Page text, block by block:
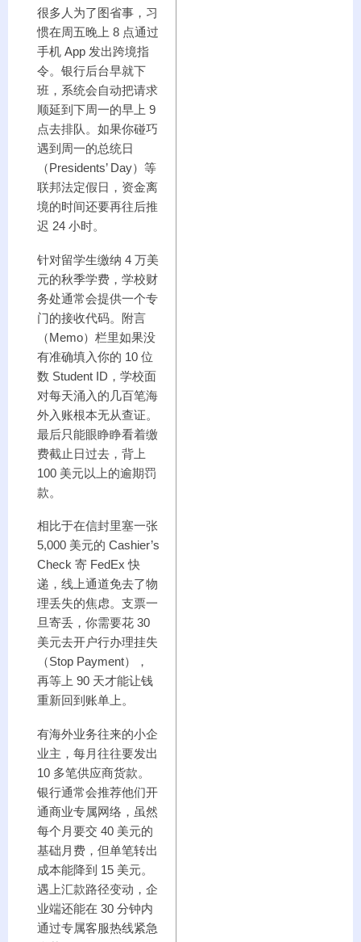
很多人为了图省事，习
惯在周五晚上 8 点通过
手机 App 发出跨境指
令。银行后台早就下
班，系统会自动把请求
顺延到下周一的早上 9
点去排队。如果你碰巧
遇到周一的总统日
（Presidents’ Day）等
联邦法定假日，资金离
境的时间还要再往后推
迟 24 小时。
针对留学生缴纳 4 万美
元的秋季学费，学校财
务处通常会提供一个专
门的接收代码。附言
（Memo）栏里如果没
有准确填入你的 10 位
数 Student ID，学校面
对每天涌入的几百笔海
外入账根本无从查证。
最后只能眼睁睁看着缴
费截止日过去，背上
100 美元以上的逾期罚
款。
相比于在信封里塞一张
5,000 美元的 Cashier’s
Check 寄 FedEx 快
递，线上通道免去了物
理丢失的焦虑。支票一
旦寄丢，你需要花 30
美元去开户行办理挂失
（Stop Payment），
再等上 90 天才能让钱
重新回到账单上。
有海外业务往来的小企
业主，每月往往要发出
10 多笔供应商货款。
银行通常会推荐他们开
通商业专属网络，虽然
每个月要交 40 美元的
基础月费，但单笔转出
成本能降到 15 美元。
遇上汇款路径变动，企
业端还能在 30 分钟内
通过专属客服热线紧急